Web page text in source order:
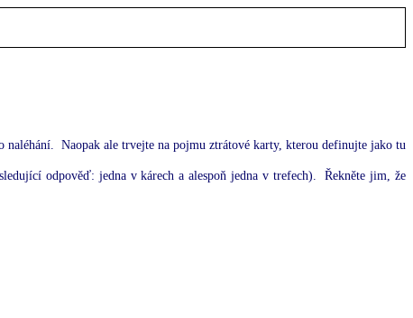
naléhání.
Naopak ale trvejte na pojmu ztrátové karty, kterou definujte jako tu
odpověď: jedna v kárech a alespoň jedna v trefech).
Řekněte jim, že